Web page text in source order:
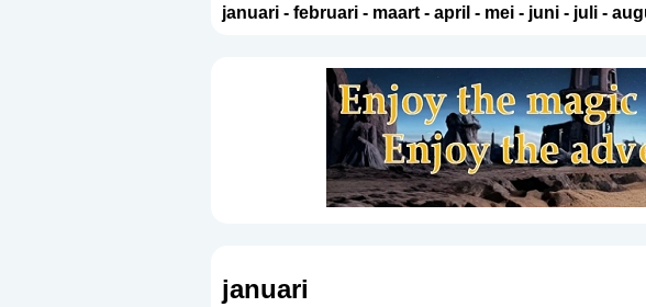
januari- februari- maart- april - mei- juni- juli-
januari